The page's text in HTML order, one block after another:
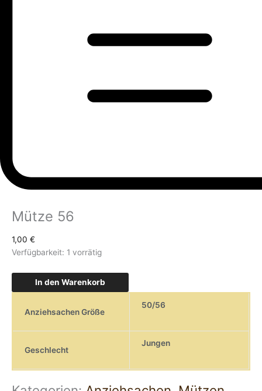
Mütze 56
1,00 €
Verfügbarkeit: 1 vorrätig
In den Warenkorb
Anziehsachen Größe
50/56
Geschlecht
Jungen